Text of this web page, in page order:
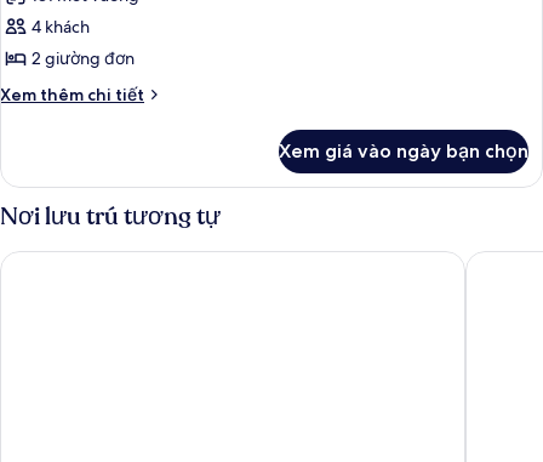
ROOM
OCEAN
Phòng
Suite
Presidential
(Twin)
4 khách
2 giường đơn
Xem thêm chi tiết
Chi
Phòng
Presidential
Xem giá vào ngày bạn chọn
Nơi lưu trú tương tự
Miyakojima Tokyu Hotel & Resorts Hotel